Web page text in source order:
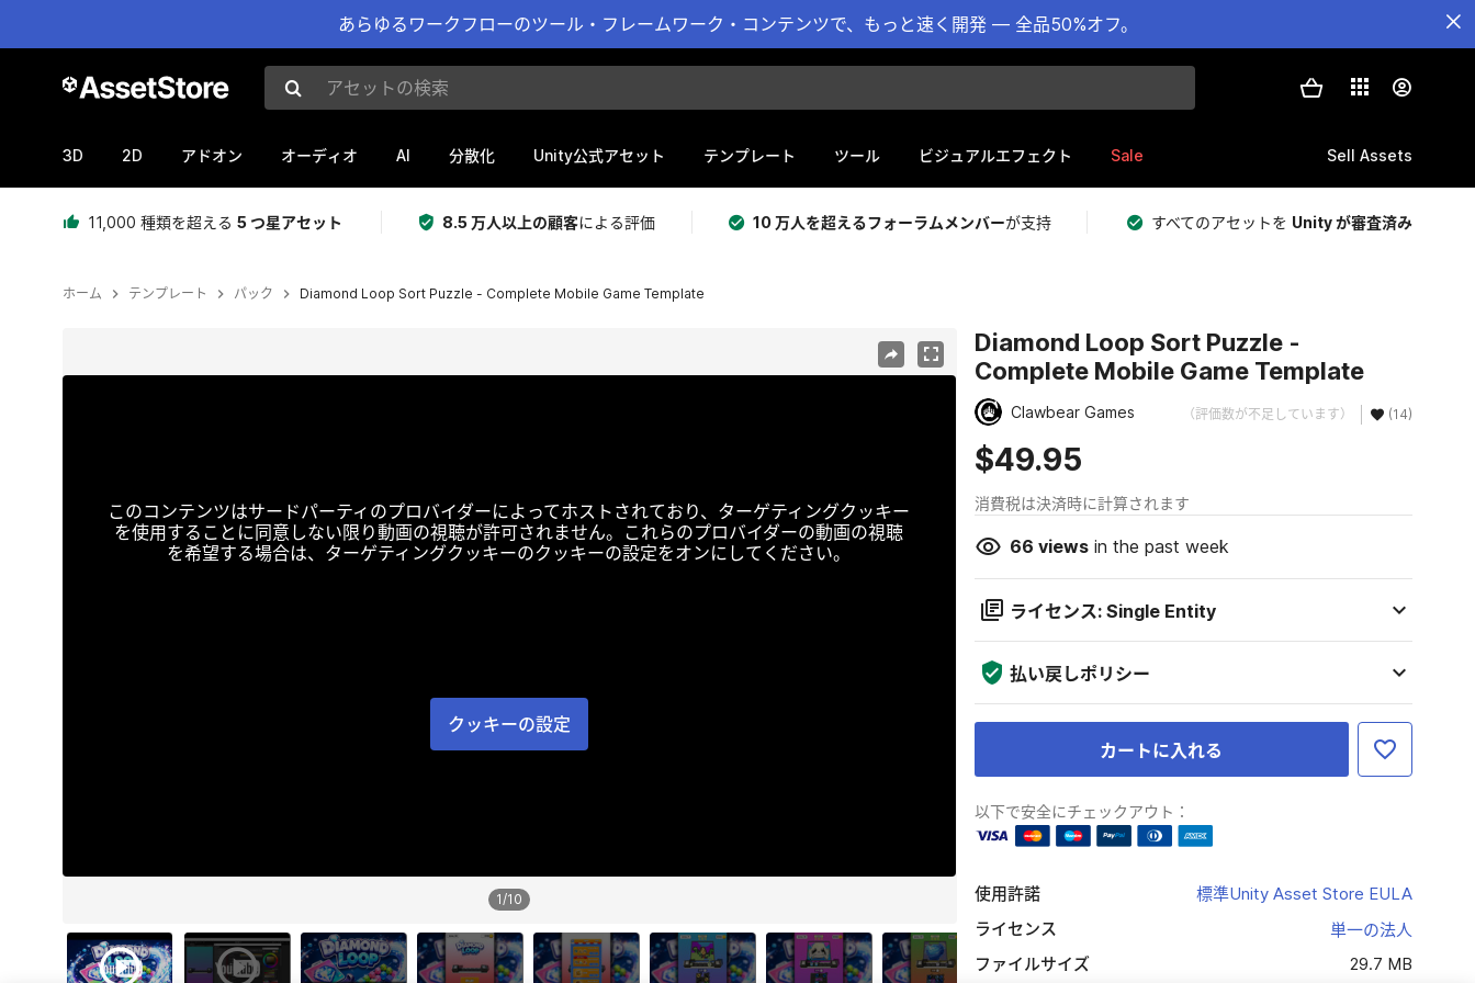
あらゆるワークフローのツール・フレームワーク・コンテンツで、もっと速く開発 — 全品50%オフ。
アセットの検索
3D 2D アドオン オーディオ AI 分散化 Unity公式アセット テンプレート ツール ビジュアルエフェクト Sale Sell Assets
11,000 種類を超える 5 つ星アセット 8.5 万人以上の顧客による評価 10 万人を超えるフォーラムメンバーが支持 すべてのアセットを Unity が審査済み
ホーム テンプレート パック Diamond Loop Sort Puzzle - Complete Mobile Game Template
このコンテンツはサードパーティのプロバイダーによってホストされており、ターゲティングクッキー
を使用することに同意しない限り動画の視聴が許可されません。これらのプロバイダーの動画の視聴
を希望する場合は、ターゲティングクッキーのクッキーの設定をオンにしてください。
クッキーの設定
1/10
Diamond Loop Sort Puzzle -
Complete Mobile Game Template
Clawbear Games （評価数が不足しています） (14)
$49.95
消費税は決済時に計算されます
66 viewsin the past week
ライセンス: Single Entity
払い戻しポリシー
カートに入れる
以下で安全にチェックアウト：
使用許諾
標準Unity Asset Store EULA
ライセンス
単一の法人
ファイルサイズ
29.7 MB